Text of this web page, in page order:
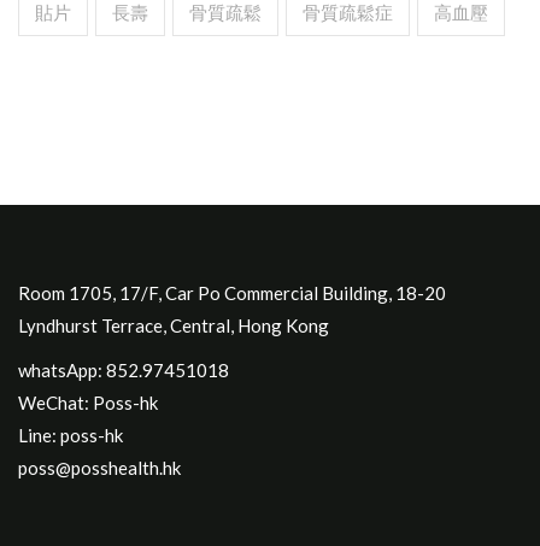
貼片 長壽 骨質疏鬆 骨質疏鬆症 高血壓
Room 1705, 17/F, Car Po Commercial Building, 18-20
Lyndhurst Terrace, Central, Hong Kong
whatsApp: 852.97451018
WeChat: Poss-hk
Line: poss-hk
poss@posshealth.hk